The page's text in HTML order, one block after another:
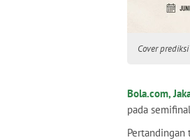
Cover
Bola.com,
pada
Pertandingan